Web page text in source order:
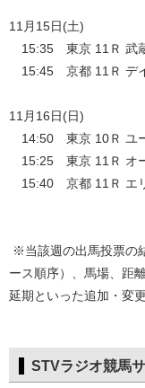
11月15日(土)
15:35 東京 11Ｒ 武
15:45 京都 11Ｒ デ
11月16日(日)
14:50 東京 10Ｒ ユ
15:25 東京 11Ｒ オー
15:40 京都 11Ｒ エ
※当該週の出馬投票の
ース順序）、馬場、距
延期といった追加・変
STVラジオ競馬